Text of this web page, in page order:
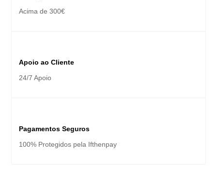
Acima de 300€
Apoio ao Cliente
24/7 Apoio
Pagamentos Seguros
100% Protegidos pela Ifthenpay